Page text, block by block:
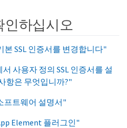
인하십시오
SSL 인증서를 변경합니다"
사용자 정의 SSL 인증서를 설
항은 무엇입니까?"
프트웨어 설명서"
Element 플러그인"